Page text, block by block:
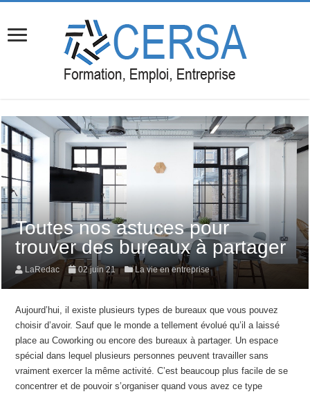
Toutes nos astuces pour
trouver des bureaux à partager
LaRedac 02 juin 21 La vie en entreprise
Aujourd’hui, il existe plusieurs types de bureaux que vous pouvez
choisir d’avoir. Sauf que le monde a tellement évolué qu’il a laissé
place au Coworking ou encore des bureaux à partager. Un espace
spécial dans lequel plusieurs personnes peuvent travailler sans
vraiment exercer la même activité. C’est beaucoup plus facile de se
concentrer et de pouvoir s’organiser quand vous avez ce type